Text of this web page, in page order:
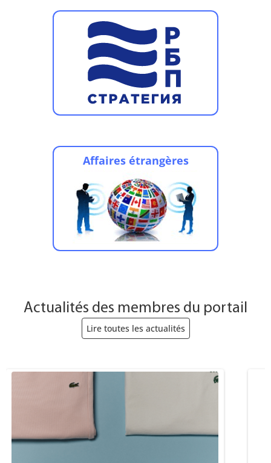
Affaires étrangères
Actualités des membres du portail
Lire toutes les actualités